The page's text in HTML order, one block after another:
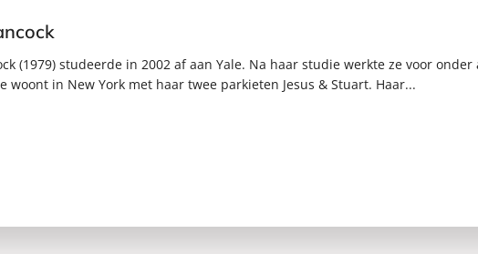
(1979) studeerde in 2002 af aan Yale. Na haar studie werkte ze voor
woont in New York met haar twee parkieten Jesus & Stuart. Haar...